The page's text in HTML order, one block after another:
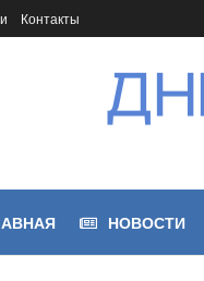
Контакты
НОВОСТИ